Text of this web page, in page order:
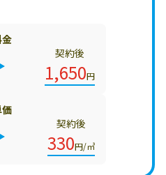
契約後
1,650円
契約後
330円/㎥